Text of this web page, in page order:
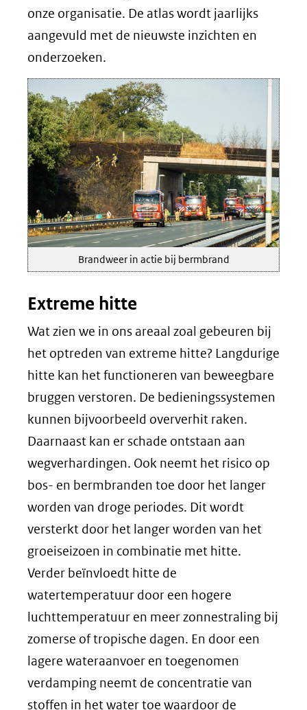
onze organisatie. De atlas wordt jaarlijks
aangevuld met de nieuwste inzichten en
onderzoeken.
Brandweer in actie bij bermbrand
Extreme hitte
Wat zien we in ons areaal zoal gebeuren bij
het optreden van extreme hitte? Langdurige
hitte kan het functioneren van beweegbare
bruggen verstoren. De bedieningssystemen
kunnen bijvoorbeeld oververhit raken.
Daarnaast kan er schade ontstaan aan
wegverhardingen. Ook neemt het risico op
bos- en bermbranden toe door het langer
worden van droge periodes. Dit wordt
versterkt door het langer worden van het
groeiseizoen in combinatie met hitte.
Verder beïnvloedt hitte de
watertemperatuur door een hogere
luchttemperatuur en meer zonnestraling bij
zomerse of tropische dagen. En door een
lagere wateraanvoer en toegenomen
verdamping neemt de concentratie van
stoffen in het water toe waardoor de